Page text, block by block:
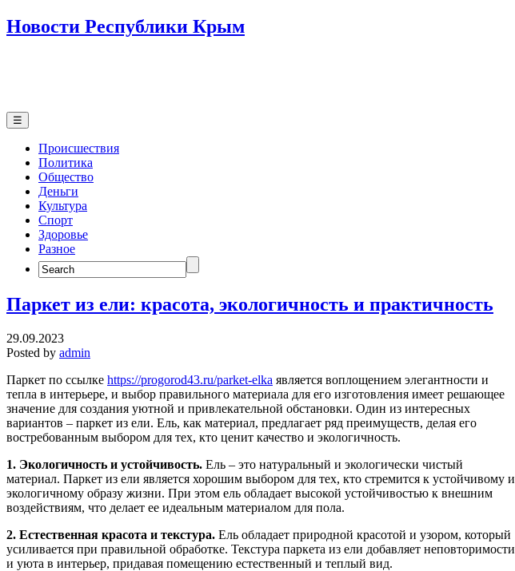
Новости Республики Крым
☰
Происшествия
Политика
Общество
Деньги
Культура
Спорт
Здоровье
Разное
Search
for:
Паркет из ели: красота, экологичность и практичность
29.09.2023
Posted by admin
Паркет по ссылке https://progorod43.ru/parket-elka является воплощением элегантности и
тепла в интерьере, и выбор правильного материала для его изготовления имеет решающее
значение для создания уютной и привлекательной обстановки. Один из интересных
вариантов – паркет из ели. Ель, как материал, предлагает ряд преимуществ, делая его
востребованным выбором для тех, кто ценит качество и экологичность.
1. Экологичность и устойчивость. Ель – это натуральный и экологически чистый
материал. Паркет из ели является хорошим выбором для тех, кто стремится к устойчивому и
экологичному образу жизни. При этом ель обладает высокой устойчивостью к внешним
воздействиям, что делает ее идеальным материалом для пола.
2. Естественная красота и текстура. Ель обладает природной красотой и узором, который
усиливается при правильной обработке. Текстура паркета из ели добавляет неповторимости
и уюта в интерьер, придавая помещению естественный и теплый вид.